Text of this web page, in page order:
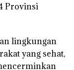
Provinsi
lingkungan
yang sehat,